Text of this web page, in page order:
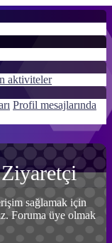
aktiviteler
Profil mesajlarında
sağlamak için
Foruma üye olmak